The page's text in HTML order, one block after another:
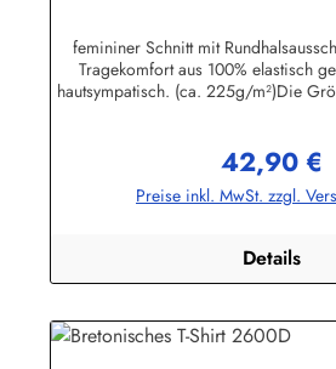
femininer Schnitt mit
Tragekomfort aus 100% elastisch
hautsympatisch. (ca. 225g/m²)Die
Str. 1226409
Regulärer
42,90 €
Preise inkl. MwSt. zzgl.
Details